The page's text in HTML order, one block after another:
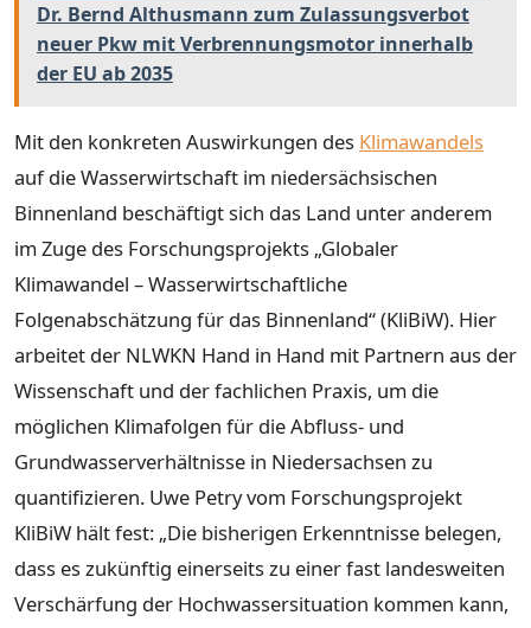
Dr. Bernd Althusmann zum Zulassungsverbot
neuer Pkw mit Verbrennungsmotor innerhalb
der EU ab 2035
Mit den konkreten Auswirkungen des Klimawandels
auf die Wasserwirtschaft im niedersächsischen
Binnenland beschäftigt sich das Land unter anderem
im Zuge des Forschungsprojekts „Globaler
Klimawandel – Wasserwirtschaftliche
Folgenabschätzung für das Binnenland“ (KliBiW). Hier
arbeitet der NLWKN Hand in Hand mit Partnern aus der
Wissenschaft und der fachlichen Praxis, um die
möglichen Klimafolgen für die Abfluss- und
Grundwasserverhältnisse in Niedersachsen zu
quantifizieren. Uwe Petry vom Forschungsprojekt
KliBiW hält fest: „Die bisherigen Erkenntnisse belegen,
dass es zukünftig einerseits zu einer fast landesweiten
Verschärfung der Hochwassersituation kommen kann,